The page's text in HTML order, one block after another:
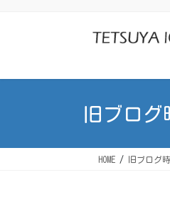
旧ブロ
HOME 旧ブログ